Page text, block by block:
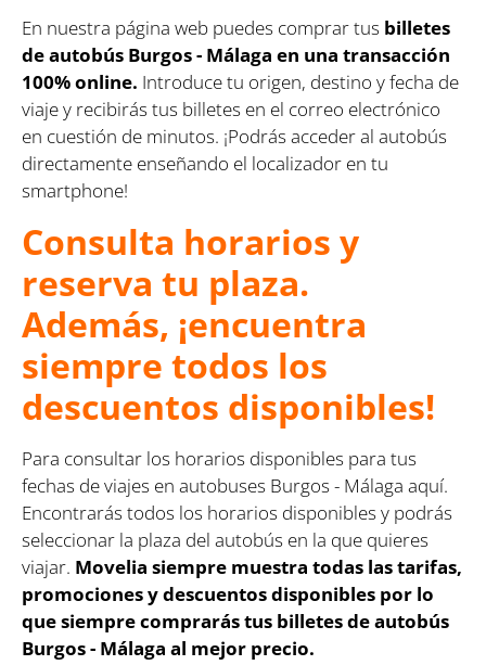
En nuestra página web puedes comprar tus billetes
de autobús Burgos - Málaga en una transacción
100% online. Introduce tu origen, destino y fecha de
viaje y recibirás tus billetes en el correo electrónico
en cuestión de minutos. ¡Podrás acceder al autobús
directamente enseñando el localizador en tu
smartphone!
Consulta horarios y
reserva tu plaza.
Además, ¡encuentra
siempre todos los
descuentos disponibles!
Para consultar los horarios disponibles para tus
fechas de viajes en autobuses Burgos - Málaga aquí.
Encontrarás todos los horarios disponibles y podrás
seleccionar la plaza del autobús en la que quieres
viajar. Movelia siempre muestra todas las tarifas,
promociones y descuentos disponibles por lo
que siempre comprarás tus billetes de autobús
Burgos - Málaga al mejor precio.